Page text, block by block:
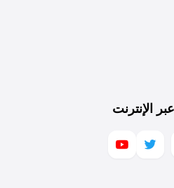
عبر الإنترنت